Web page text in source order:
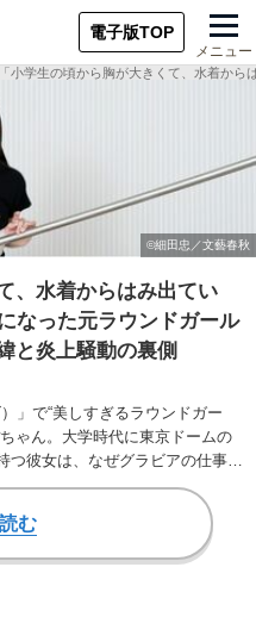
電子版TOP
メニュー
「小学生の頃から胸が大きくて、水着か
、水着からはみ出てい
なった元ラウンドガール
と炎上騒動の裏側
」で“美しすぎるラウンドガー
ゃん。大学時代に東京ドームの
つ彼女は、なぜグラビアの仕事を
む